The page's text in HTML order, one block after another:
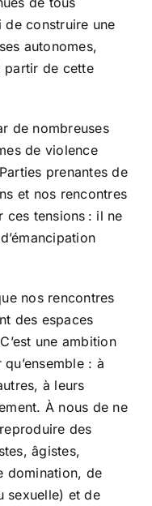
construire une
autonomes,
partir de cette
de nombreuses
de violence
prenantes de
et nos rencontres
ces tensions : il ne
nos rencontres
des espaces
une ambition
: à
à leurs
À nous de ne
des
âgistes,
domination, de
sexuelle) et de